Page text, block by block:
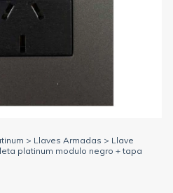
> Llaves Armadas > Llave
platinum modulo negro + tapa